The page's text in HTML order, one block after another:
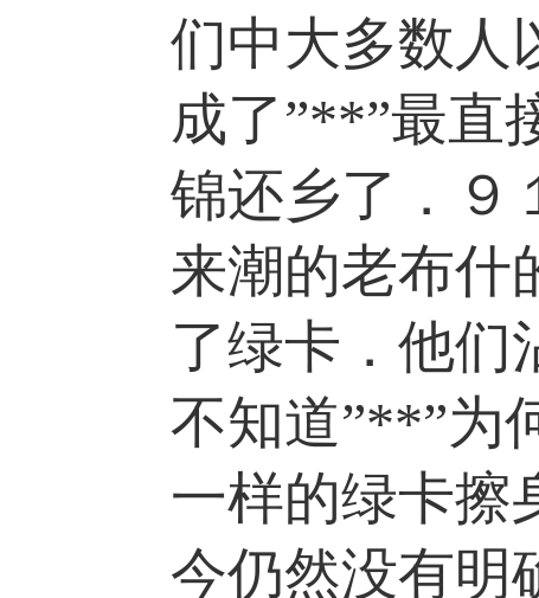
们中大多数人
成了”**”最直
锦还乡了．９
来潮的老布什
了绿卡．他们
不知道”**”为
一样的绿卡擦
今仍然没有明